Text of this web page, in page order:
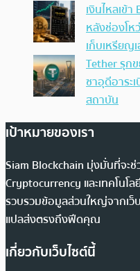
เงินไหลเข้
หลังช่องโห
เก็บเหรียญ
Tether รุก
ซาอุดีอาระ
สถาบัน
เป้าหมายของเรา
Siam Blockchain มุ่งมั่นที่จะ
Cryptocurrency และเทคโนโ
รวบรวมข้อมูลส่วนใหญ่จากเว็
แปลส่งตรงถึงฟีดคุณ
เกี่ยวกับเว็บไซต์นี้